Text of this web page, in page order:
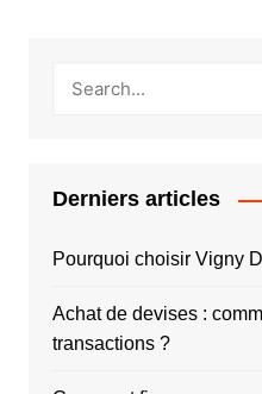
Derniers articles
Pourquoi choisir Vigny
Achat de devises :
transactions ?